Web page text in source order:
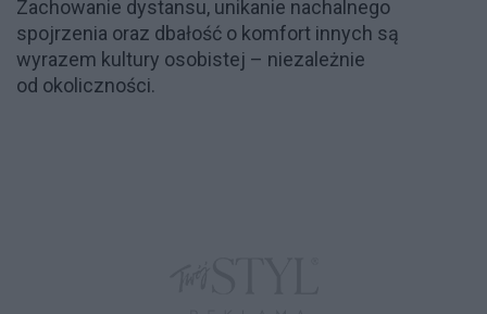
Zachowanie dystansu, unikanie nachalnego
spojrzenia oraz dbałość o komfort innych są
wyrazem kultury osobistej – niezależnie
od okoliczności.